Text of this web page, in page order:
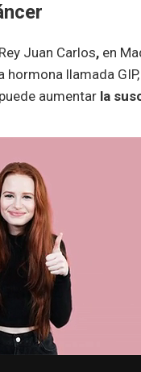
Juan Carlos, en
llamada
aumentar la